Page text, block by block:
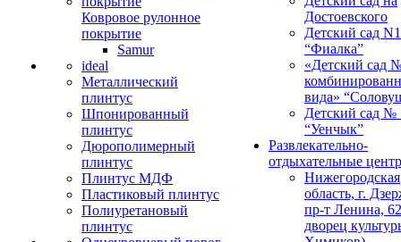
Ковровое рулонное
покрытие
Samur
ideal
Металлический
плинтус
Шпонированный
плинтус
Дюрополимерный
плинтус
Плинтус МДФ
Пластиковый плинтус
Полиуретановый
плинтус
Достоевского
Детский сад
“Фиалка”
«Детский сад
вида»
Детский сад №
“Уенчык”
Развлекательно-
отдыхательные
Нижегородская
область, г.
пр-т Ленина,
дворец